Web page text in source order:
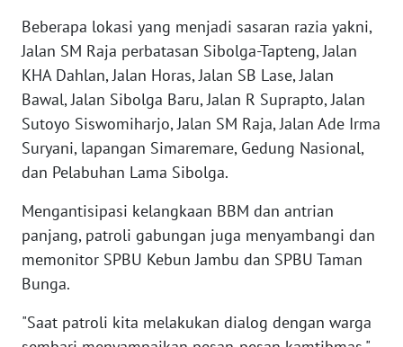
Beberapa lokasi yang menjadi sasaran razia yakni,
Jalan SM Raja perbatasan Sibolga-Tapteng, Jalan
KHA Dahlan, Jalan Horas, Jalan SB Lase, Jalan
Bawal, Jalan Sibolga Baru, Jalan R Suprapto, Jalan
Sutoyo Siswomiharjo, Jalan SM Raja, Jalan Ade Irma
Suryani, lapangan Simaremare, Gedung Nasional,
dan Pelabuhan Lama Sibolga.
Mengantisipasi kelangkaan BBM dan antrian
panjang, patroli gabungan juga menyambangi dan
memonitor SPBU Kebun Jambu dan SPBU Taman
Bunga.
"Saat patroli kita melakukan dialog dengan warga
WN
SUMBAR
WN
SUMSEL
BENGKULU
WN
WN
JATENG